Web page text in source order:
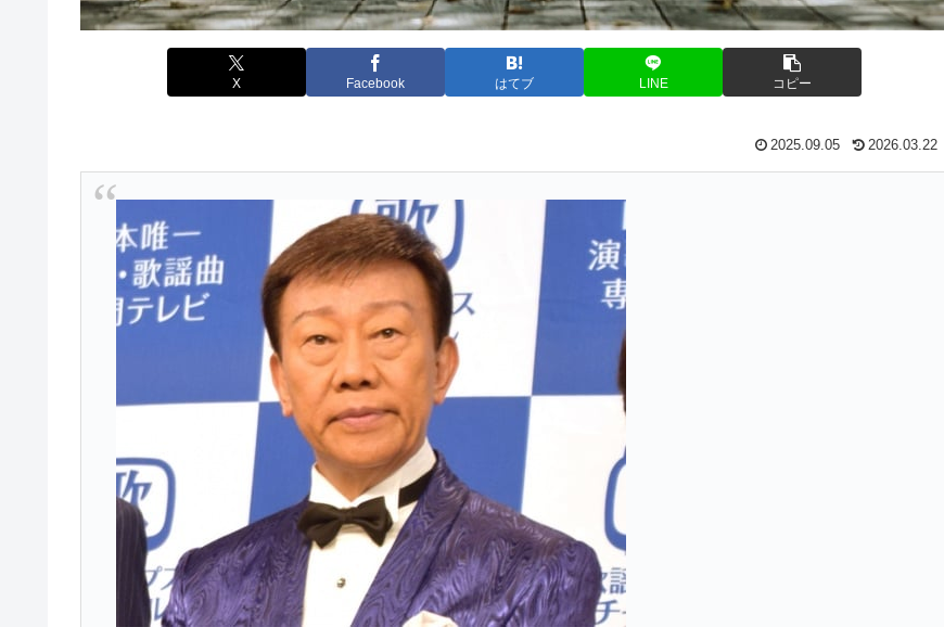
X Facebook はてブ LINE コピー
2025.09.05 2026.03.22